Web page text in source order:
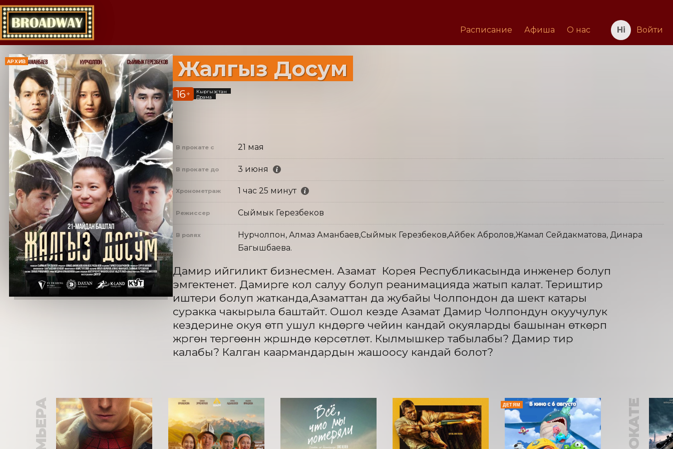
Расписание Афиша О нас Войти
АРХИВ Жалгыз Досум
16 +
Кыргызстан
Драма
В прокате с 21 мая
В прокате до 3 июня
Хронометраж 1 час 25 минут
Режиссер Сыймык Герезбеков
В ролях
Нурчолпон, Алмаз Аманбаев,Сыймык Герезбеков,Айбек Абролов,Жамал Сейдакматова, Динара
Багышбаева.
Дамир ийгиликтүү бизнесмен. Азамат  Корея Республикасында инженер болуп
эмгектенет. Дамирге кол салуу болуп реанимацияда жатып калат. Териштирүү
иштери болуп жатканда,Азаматтан да жубайы Чолпондон да шектүү катары
суракка чакырыла баштайт. Ошол кезде Азамат Дамир Чолпондун окуучулук
кездерине окуя өтүп ушул күндөргө чейин кандай окуяларды башынан өткөрүп
жүргөнү тергөөнүн жүрүшүндө көрсөтүлөт. Кылмышкер табылабы? Дамир тирүү
калабы? Калган каармандардын жашоосу кандай болот?
ДЕТЯМ